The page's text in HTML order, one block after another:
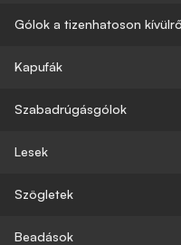
Gólok a tizenhatoson
Kapufák
Szabadrúgásgólok
Lesek
Szögletek
Beadások